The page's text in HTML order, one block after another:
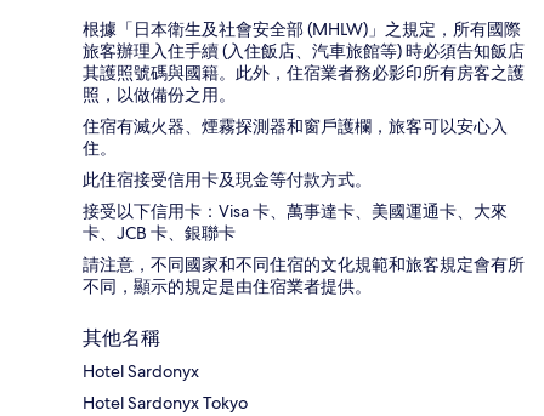
根據「日本衛生及社會安全部 (MHLW)」之規定，所有國際
旅客辦理入住手續 (入住飯店、汽車旅館等) 時必須告知飯店
其護照號碼與國籍。此外，住宿業者務必影印所有房客之護
照，以做備份之用。
住宿有滅火器、煙霧探測器和窗戶護欄，旅客可以安心入
住。
此住宿接受信用卡及現金等付款方式。
接受以下信用卡：Visa 卡、萬事達卡、美國運通卡、大來
卡、JCB 卡、銀聯卡
請注意，不同國家和不同住宿的文化規範和旅客規定會有所
不同，顯示的規定是由住宿業者提供。
其他名稱
Hotel Sardonyx
Hotel Sardonyx Tokyo